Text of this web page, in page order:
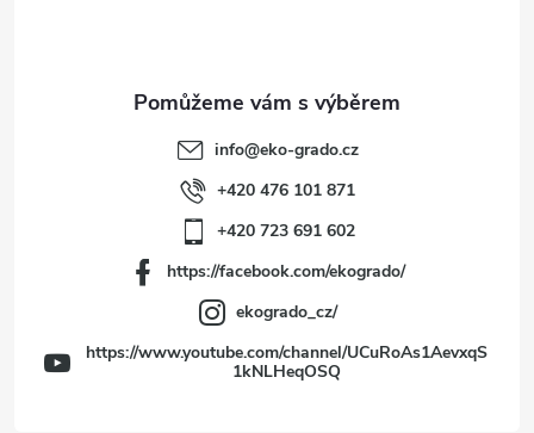
info@eko-grado.cz
+420 476 101 871
+420 723 691 602
https://facebook.com/ekogrado/
ekogrado_cz/
https://www.youtube.com/channel/UCuRoAs1AevxqS
1kNLHeqOSQ